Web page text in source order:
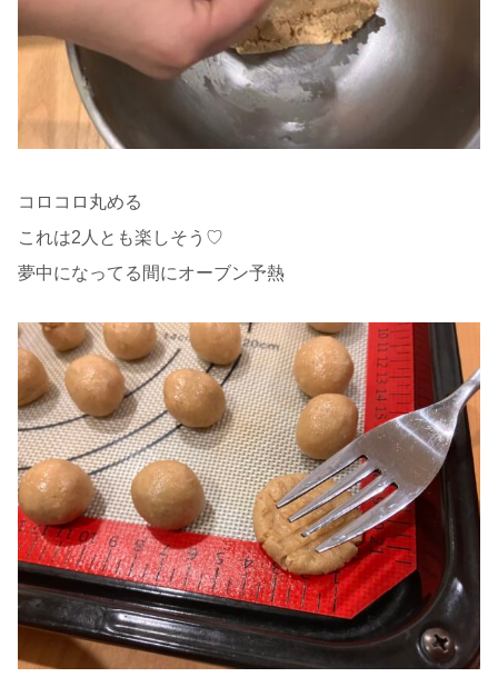
コロコロ丸める
これは2人とも楽しそう♡
夢中になってる間にオーブン予熱